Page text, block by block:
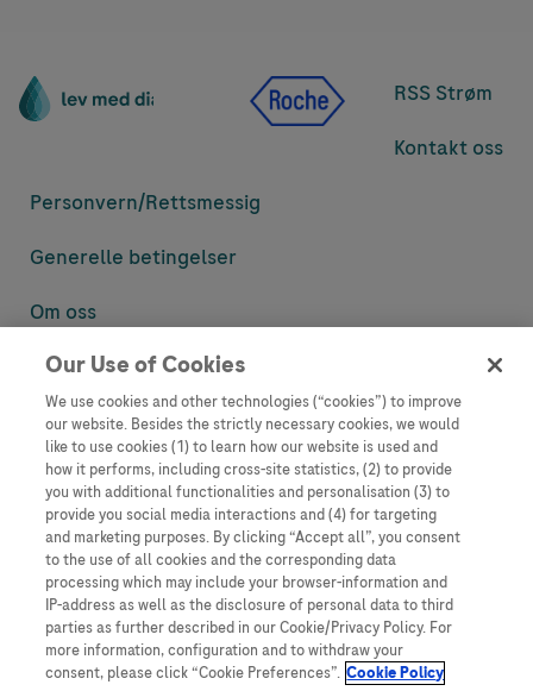
RSS Strøm
Kontakt oss
Personvern/Rettsmessig
Generelle betingelser
Om oss
Denne nettsiden inneholder informasjon som er målsatt til en stor
informasjon som ellers ikke er tilgjengelig eller gyldig i ditt land.
Vennligst vær oppmerksom på at vi ikke tar noe ansvar for tilgang til
informasjon som muligens ikke er i samsvar med noen gyldig juridisk
prosess, regulering, registrering eller bruk i bostedslandet ditt.
Roche har ikke alltid mulighet til å kvalitetssikre andres innlegg, men
vil fjerne villedende eller upassende innlegg så langt det lar seg gjøre.
Vi har ikke ansvar for innhold på eksterne nettsider som det lenkes til.
Kopiering av materiale fra dette nettstedet for bruk annet sted er ikke
tillatt uten avtale. Nettstedet selger plass til annonsører, og slikt
innhold er merket.
Dette nettstedet er ikke beregnet for å rapportere bivirkninger eller
Our Use of Cookies
We use cookies and other technologies (“cookies”) to improve
our website. Besides the strictly necessary cookies, we would
like to use cookies (1) to learn how our website is used and
how it performs, including cross-site statistics, (2) to provide
you with additional functionalities and personalisation (3) to
provide you social media interactions and (4) for targeting
and marketing purposes. By clicking “Accept all”, you consent
to the use of all cookies and the corresponding data
processing which may include your browser-information and
IP-address as well as the disclosure of personal data to third
parties as further described in our Cookie/Privacy Policy. For
more information, configuration and to withdraw your
consent, please click “Cookie Preferences”. Cookie Policy